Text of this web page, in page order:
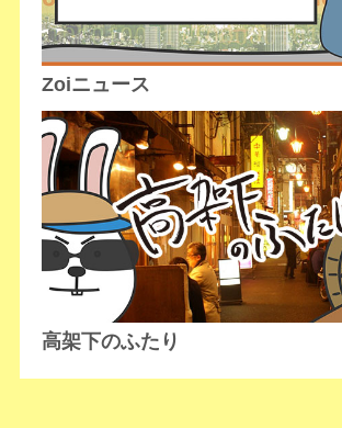
Zoiニュース
高架下のふたり